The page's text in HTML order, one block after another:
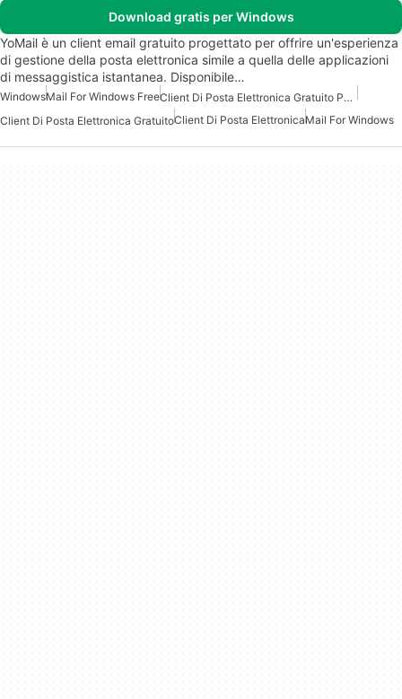
Download gratis per Windows
YoMail è un client email gratuito progettato per offrire un'esperienza
di gestione della posta elettronica simile a quella delle applicazioni
di messaggistica istantanea. Disponibile…
WindowsMail For Windows Free
Client Di Posta Elettronica Gratuito Per Windows
Client Di Posta Elettronica GratuitoClient Di Posta ElettronicaMail For Windows